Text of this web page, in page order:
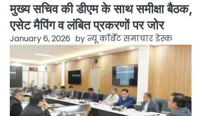
मुख्य सचिव की डीएम के साथ समीक्षा बैठक,
एसेट मैपिंग व लंबित प्रकरणों पर जोर
January 6, 2026 byन्यू कॉर्बेट समाचार डेस्क